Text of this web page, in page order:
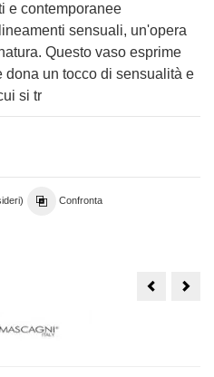
e contemporanee
sensuali, un'opera
Questo vaso esprime
dona un tocco di sensualità e
si tr
Confronta